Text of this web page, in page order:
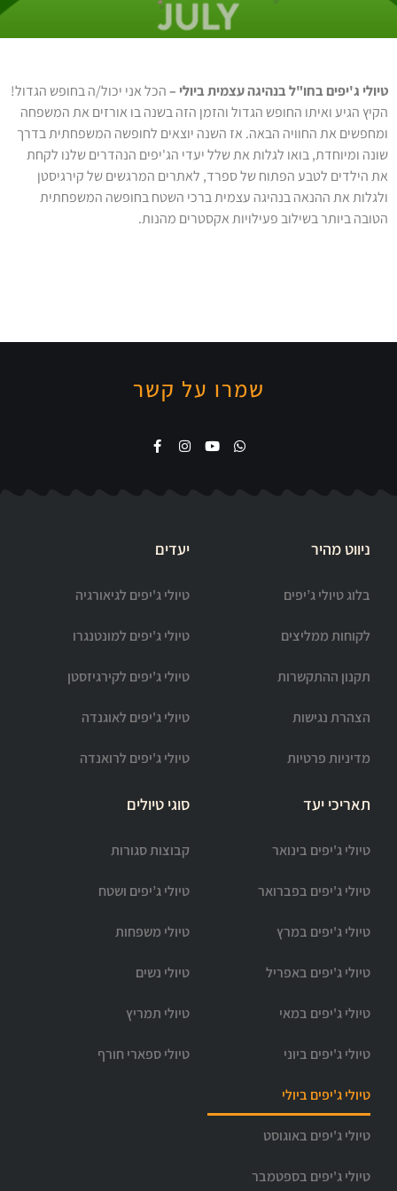
טיולי ג'יפים בחו"ל בנהיגה עצמית ביולי –הכל אני יכול/ה בחופש הגדול!
הקיץ הגיע ואיתו החופש הגדול והזמן הזה בשנה בו אורזים את המשפחה
ומחפשים את החוויה הבאה. אז השנה יוצאים לחופשה המשפחתית בדרך
שונה ומיוחדת, בואו לגלות את שלל יעדי הג'יפים הנהדרים שלנו לקחת
את הילדים לטבע הפתוח של ספרד, לאתרים המרגשים של קירגיסטן
ולגלות את ההנאה בנהיגה עצמית ברכי השטח בחופשה המשפחתית
הטובה ביותר בשילוב פעילויות אקסטרים מהנות.
שמרו על קשר
ניווט מהיר
בלוג טיולי ג’יפים
לקוחות ממליצים
תקנון ההתקשרות
הצהרת נגישות
מדיניות פרטיות
יעדים
טיולי ג'יפים לגיאורגיה
טיולי ג'יפים למונטנגרו
טיולי ג'יפים לקירגיזסטן
טיולי ג'יפים לאוגנדה
טיולי ג'יפים לרואנדה
תאריכי יעד
טיולי ג'יפים בינואר
טיולי ג'יפים בפברואר
טיולי ג'יפים במרץ
טיולי ג'יפים באפריל
טיולי ג'יפים במאי
טיולי ג'יפים ביוני
טיולי ג'יפים ביולי
טיולי ג'יפים באוגוסט
טיולי ג'יפים בספטמבר
סוגי טיולים
קבוצות סגורות
טיולי ג’יפים ושטח
טיולי משפחות
טיולי נשים
טיולי תמריץ
טיולי ספארי חורף